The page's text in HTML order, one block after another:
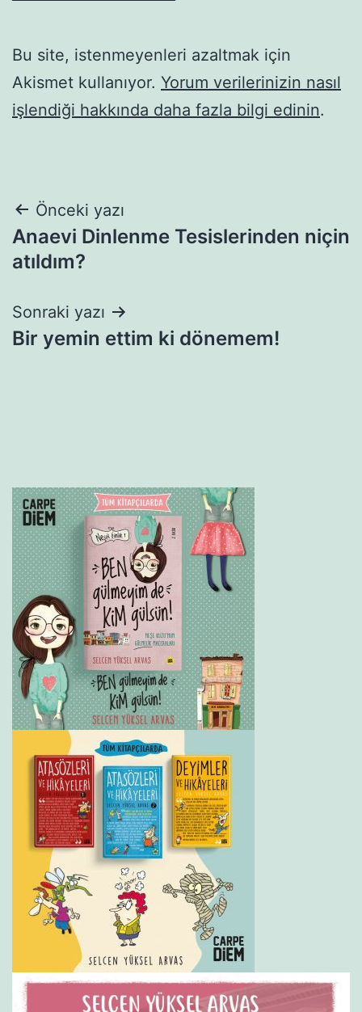
Bu site, istenmeyenleri azaltmak için
Akismet kullanıyor. Yorum verilerinizin nasıl
işlendiği hakkında daha fazla bilgi edinin.
Yazı
gezinmesi
Önceki yazı
Anaevi Dinlenme Tesislerinden niçin
atıldım?
Sonraki yazı
Bir yemin ettim ki dönemem!